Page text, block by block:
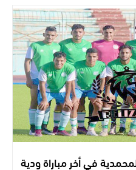
في أخر مباراة ودية